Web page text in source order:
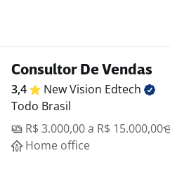
Consultor De Vendas
3,4 New Vision Edtech
Todo Brasil
R$ 3.000,00 a R$ 15.000,00
Home office